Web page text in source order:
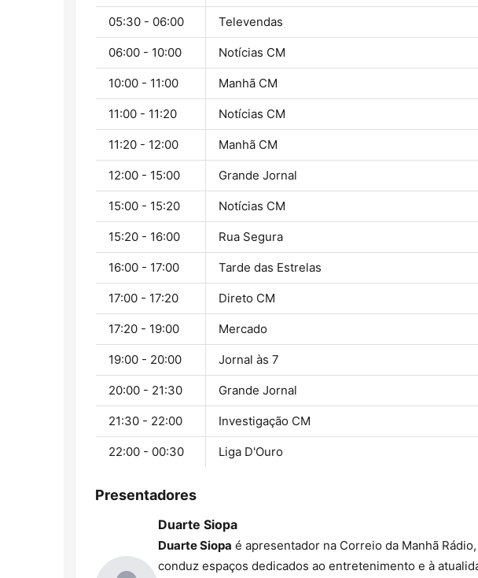
05:30 - 06:00 Televendas
06:00 - 10:00 Notícias CM
10:00 - 11:00 Manhã CM
11:00 - 11:20 Notícias CM
11:20 - 12:00 Manhã CM
12:00 - 15:00 Grande Jornal
15:00 - 15:20 Notícias CM
15:20 - 16:00 Rua Segura
16:00 - 17:00 Tarde das Estrelas
17:00 - 17:20 Direto CM
17:20 - 19:00 Mercado
19:00 - 20:00 Jornal às 7
20:00 - 21:30 Grande Jornal
21:30 - 22:00 Investigação CM
22:00 - 00:30 Liga D'Ouro
Presentadores
Duarte Siopa
Duarte Siopa é apresentador na Correio da Manhã
conduz espaços dedicados ao entretenimento e à